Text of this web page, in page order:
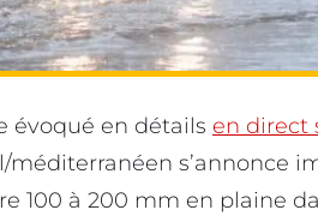
évoqué en détails en direct
méditerranéen s’annonce
100 à 200 mm en plaine